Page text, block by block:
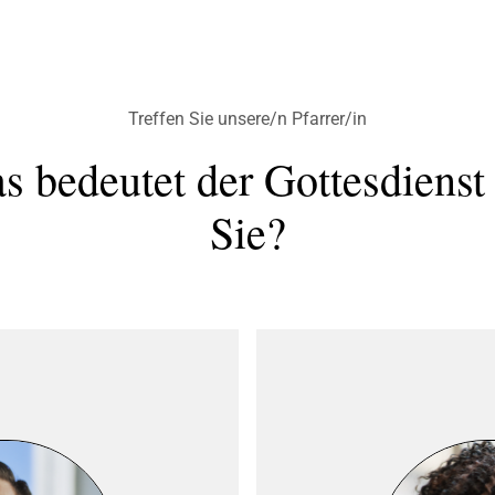
Treffen Sie unsere/n Pfarrer/in
bedeutet der
Sie?